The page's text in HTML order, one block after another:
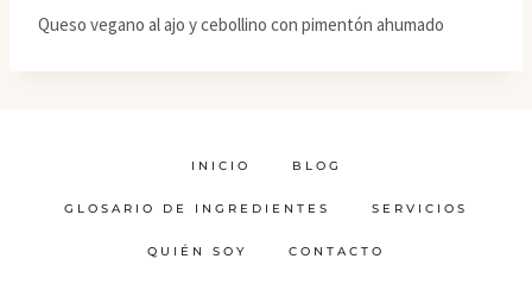
Queso vegano al ajo y cebollino con pimentón ahumado
INICIO BLOG
GLOSARIO DE INGREDIENTES SERVICIOS
QUIÉN SOY CONTACTO